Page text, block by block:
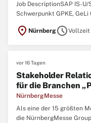
Job DescriptionSAP IS-
Schwerpunkt GPKE,
Erfahrung,
dann bewerben Sie sich
location_on NürnbergscheduleVollzeit
vor 16 Tagen
Stakeholder
für die Branchen
NürnbergMesse
Als eine der 15 größten
die NürnbergMesse